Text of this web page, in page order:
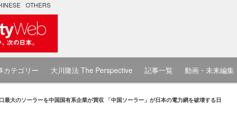
OTHERS
カテゴリー 大川隆法 The Perspective 記事一覧 動画・未来編集
最大のソーラーを中国国有系企業が買収 「中国ソーラー」が日本の電力網を破壊する日